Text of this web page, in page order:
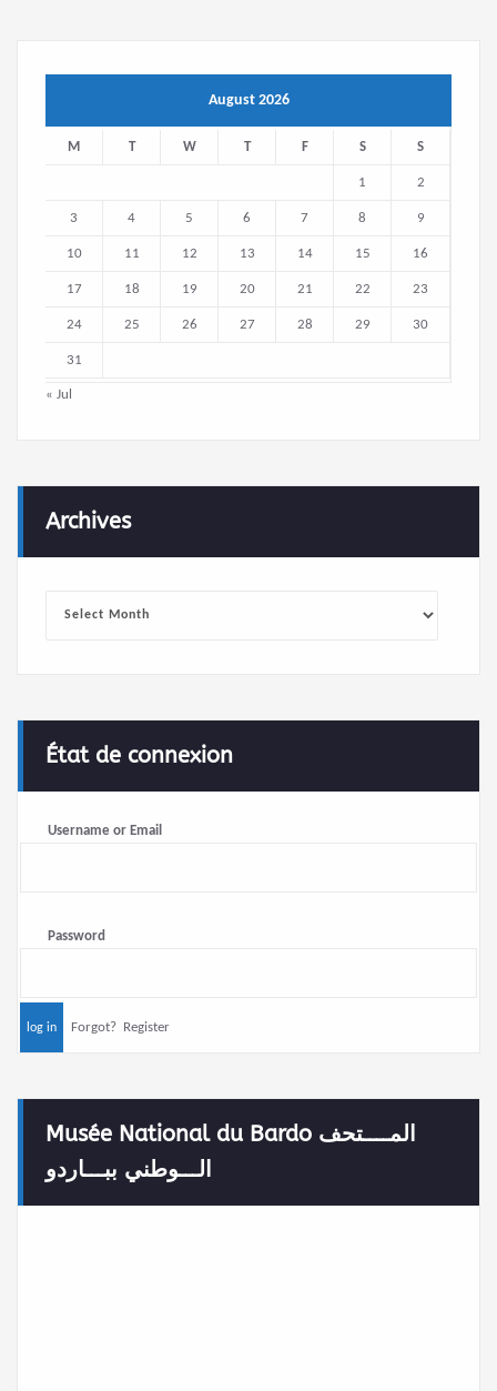
August 2026
M T W T F S S
1 2
3 4 5 6 7 8 9
10 11 12 13 14 15 16
17 18 19 20 21 22 23
24 25 26 27 28 29 30
31
« Jul
Archives
État de connexion
Username or Email
Password
Forgot? Register
Musée National du Bardo المــــتحف
الـــوطني ببـــاردو